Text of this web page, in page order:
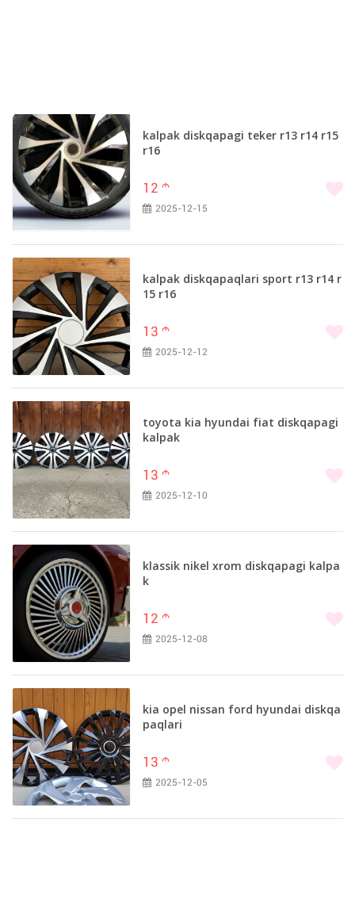
kalpak diskqapagi teker r13 r14 r15
r16
12 m
2025-12-15
kalpak diskqapaqlari sport r13 r14 r
15 r16
13 m
2025-12-12
toyota kia hyundai fiat diskqapagi
kalpak
13 m
2025-12-10
klassik nikel xrom diskqapagi kalpa
k
12 m
2025-12-08
kia opel nissan ford hyundai diskqa
paqlari
13 m
2025-12-05